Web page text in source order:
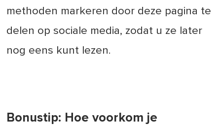
methoden markeren door deze pagina te
delen op sociale media, zodat u ze later
nog eens kunt lezen.
Bonustip: Hoe voorkom je